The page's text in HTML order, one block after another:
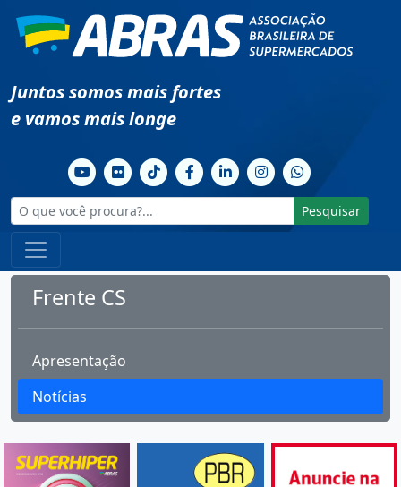
Juntos somos mais fortes
e vamos mais longe
Pesquisar
Frente CS
Apresentação
Notícias